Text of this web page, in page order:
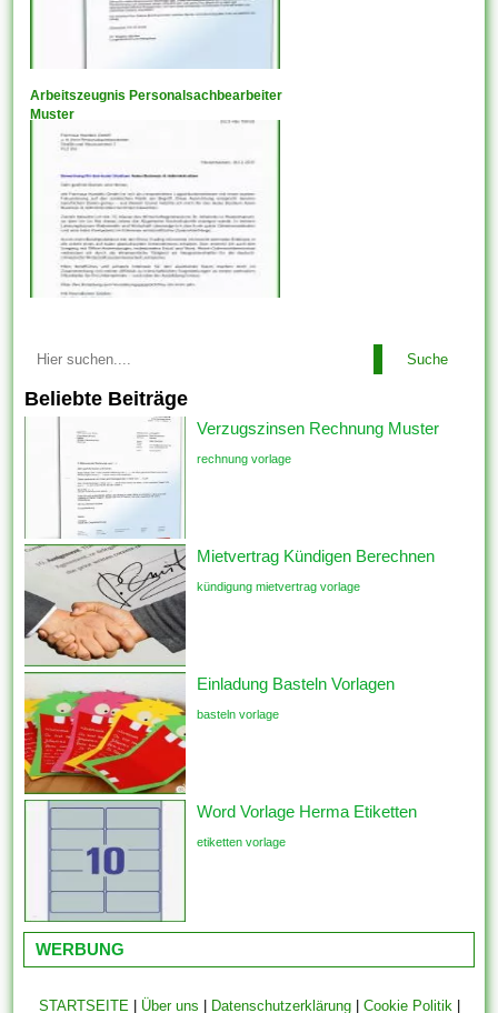
Arbeitszeugnis Personalsachbearbeiter
Muster
Suche
Beliebte Beiträge
Verzugszinsen Rechnung Muster
rechnung vorlage
Mietvertrag Kündigen Berechnen
kündigung mietvertrag vorlage
Einladung Basteln Vorlagen
basteln vorlage
Word Vorlage Herma Etiketten
etiketten vorlage
WERBUNG
STARTSEITE| Über uns Datenschutzerklärung| Cookie Politik|